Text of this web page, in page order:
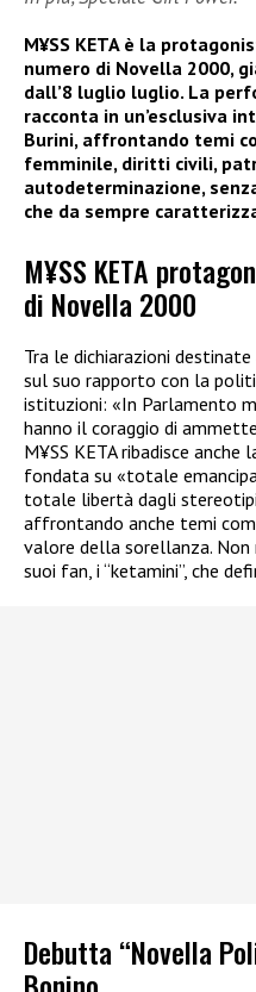
M¥SS KETA è la
numero di Novella 2000,
dall’8 luglio luglio. La
racconta in un’esclusiva
Burini, affrontando temi
femminile, diritti civili,
autodeterminazione,
che da sempre
M¥SS KETA
di Novella 2000
Tra le dichiarazioni
sul suo rapporto con la
istituzioni: «In Parlamento
hanno il coraggio di
M¥SS KETA ribadisce anche
fondata su «totale
totale libertà dagli
affrontando anche temi
valore della sorellanza. Non
suoi fan, i “ketamini”, che
Debutta “Novella